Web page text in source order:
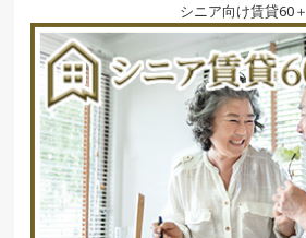
シニア向け賃貸60＋